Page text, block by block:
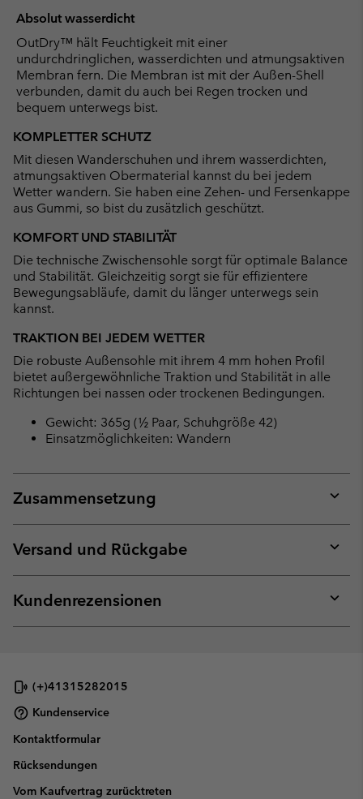
Absolut wasserdicht
OutDry™ hält Feuchtigkeit mit einer
undurchdringlichen, wasserdichten und atmungsaktiven
Membran fern. Die Membran ist mit der Außen-Shell
verbunden, damit du auch bei Regen trocken und
bequem unterwegs bist.
KOMPLETTER SCHUTZ
Mit diesen Wanderschuhen und ihrem wasserdichten,
atmungsaktiven Obermaterial kannst du bei jedem
Wetter wandern. Sie haben eine Zehen- und Fersenkappe
aus Gummi, so bist du zusätzlich geschützt.
KOMFORT UND STABILITÄT
Die technische Zwischensohle sorgt für optimale Balance
und Stabilität. Gleichzeitig sorgt sie für effizientere
Bewegungsabläufe, damit du länger unterwegs sein
kannst.
TRAKTION BEI JEDEM WETTER
Die robuste Außensohle mit ihrem 4 mm hohen Profil
bietet außergewöhnliche Traktion und Stabilität in alle
Richtungen bei nassen oder trockenen Bedingungen.
Gewicht: 365g (½ Paar, Schuhgröße 42)
Einsatzmöglichkeiten: Wandern
Zusammensetzung
or
Versand und Rückgabe
or
Kundenrezensionen
or
(+)41315282015
Kundenservice
Kontaktformular
Rücksendungen
Vom Kaufvertrag zurücktreten